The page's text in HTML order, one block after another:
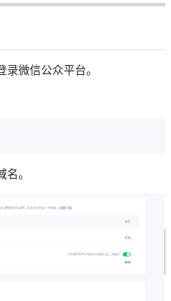
微信公众平台。
。